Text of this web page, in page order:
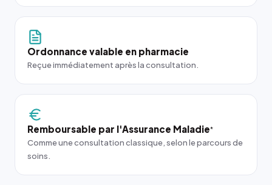
Ordonnance valable en pharmacie
Reçue immédiatement après la consultation.
Remboursable par l'Assurance Maladie*
Comme une consultation classique, selon le parcours de
soins.